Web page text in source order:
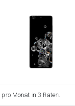
pro Monat in 3 Raten.